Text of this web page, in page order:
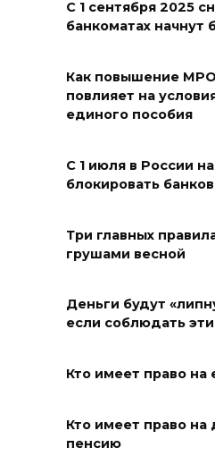
БПЛА
Угостите
послушайте их
06 августа 2026 22:32
подвальные
06 августа 2026 21:18
вблизи донской
06 августа 2026 20:56
С 1 сентября 2025
банкоматах начнут
Как повышение
повлияет на
единого пособия
С 1 июля в России
блокировать
Три главных
грушами весной
Деньги будут
если соблюдать
Кто имеет право
Кто имеет право на
пенсию